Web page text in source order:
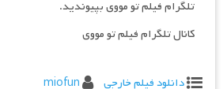
تلگرام فیلم تو مووی بپیوندید.
کانال تلگرام فیلم تو مووی
دانلود فیلم خارجی
miofun